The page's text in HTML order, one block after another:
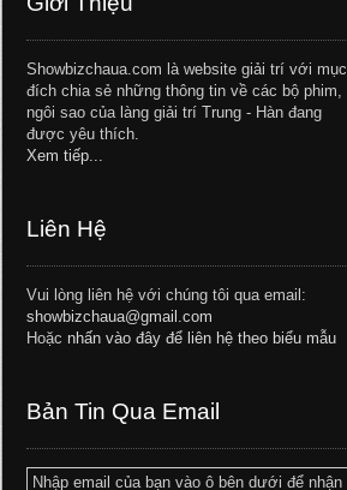
Showbizchaua.com là website giải trí với mục
đích chia sẻ những thông tin về các bộ phim,
ngôi sao của làng giải trí Trung - Hàn đang
được yêu thích.
Xem tiếp...
Liên Hệ
Vui lòng liên hệ với chúng tôi qua email:
showbizchaua@gmail.com
Hoặc nhấn vào đây để liên hệ theo biểu mẫu
Bản Tin Qua Email
Nhập email của bạn vào ô bên dưới để nhận